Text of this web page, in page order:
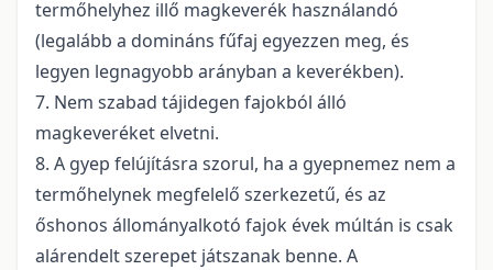
termőhelyhez illő magkeverék használandó
(legalább a domináns fűfaj egyezzen meg, és
legyen legnagyobb arányban a keverékben).
7. Nem szabad tájidegen fajokból álló
magkeveréket elvetni.
8. A gyep felújításra szorul, ha a gyepnemez nem a
termőhelynek megfelelő szerkezetű, és az
őshonos állományalkotó fajok évek múltán is csak
alárendelt szerepet játszanak benne. A